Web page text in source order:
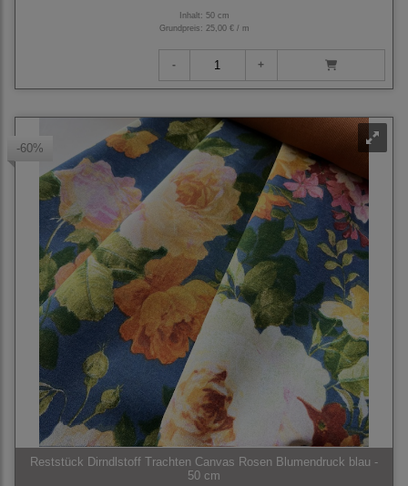
Inhalt: 50 cm
Grundpreis: 25,00 € / m
-60%
Reststück Dirndlstoff Trachten Canvas Rosen Blumendruck blau -
50 cm